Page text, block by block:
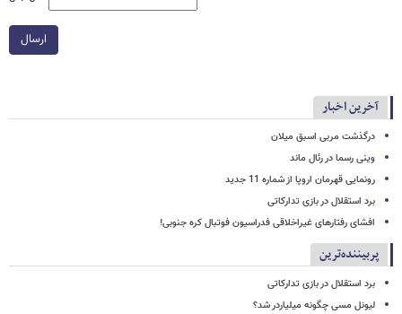
ارسال
آخرین اخبار
درگذشت مربی اسبق میلان
وینی رسما در رئال ماند
رونمایی قهرمان اروپا از شماره 11 جدید
برد استقلال در بازی تدارکاتی
افشای رفتارهای غیراخلاقی فدراسیون فوتبال کره جنوبی!
پربیننده‌ترین
برد استقلال در بازی تدارکاتی
لیونل مسی چگونه میلیاردر شد؟